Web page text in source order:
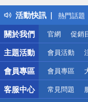
活動快訊
得獎公告
熱門話題
銀行優惠
偏遠地區
詐騙網頁
關於我們
官網 促銷
主題活動 會員活動
會員專區 會員專區
客服中心 常見問題